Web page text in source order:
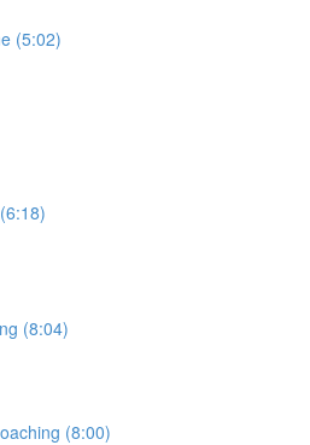
(5:02)
(8:04)
(8:00)